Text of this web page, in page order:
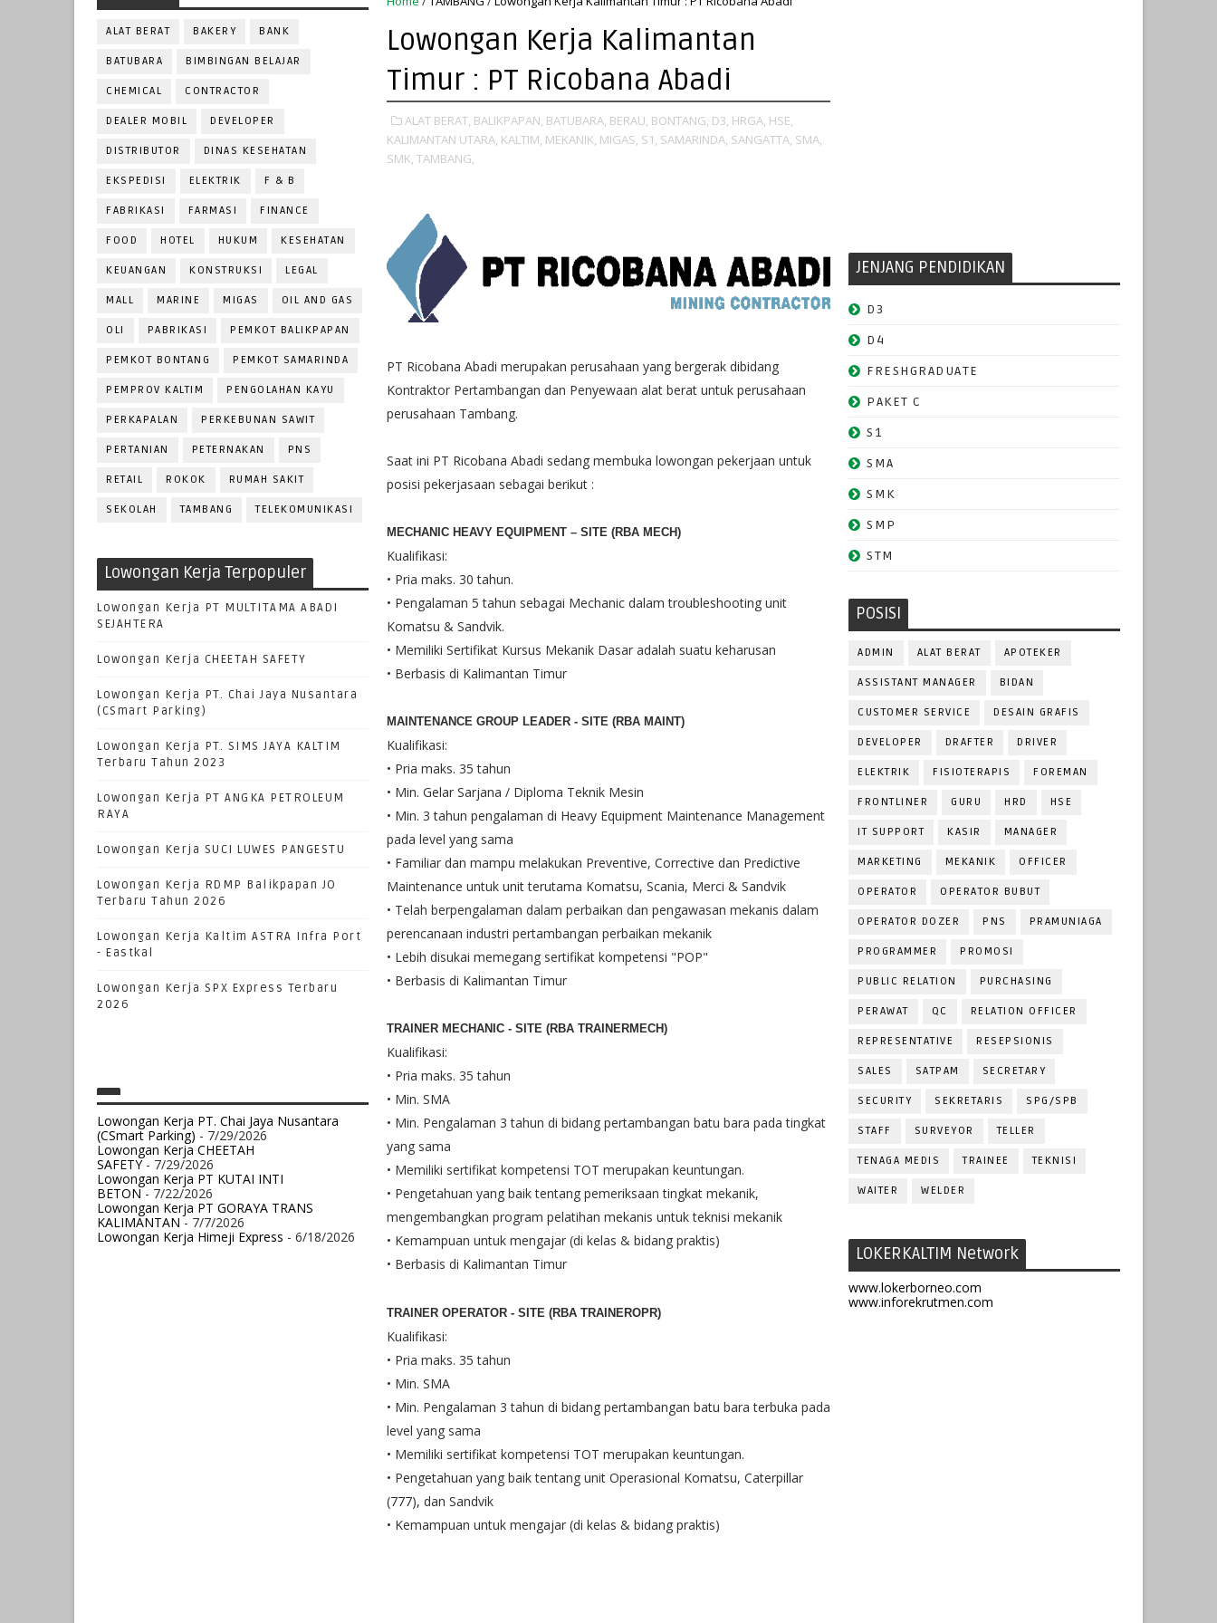
ALAT BERAT BAKERY BANK
BATUBARA BIMBINGAN BELAJAR
CHEMICAL CONTRACTOR
DEALER MOBIL DEVELOPER
DISTRIBUTOR DINAS KESEHATAN
EKSPEDISI ELEKTRIK F & B
FABRIKASI FARMASI FINANCE
FOOD HOTEL HUKUM KESEHATAN
KEUANGAN KONSTRUKSI LEGAL
MALL MARINE MIGAS OIL AND GAS
OLI PABRIKASI PEMKOT BALIKPAPAN
PEMKOT BONTANG PEMKOT SAMARINDA
PEMPROV KALTIM PENGOLAHAN KAYU
PERKAPALAN PERKEBUNAN SAWIT
PERTANIAN PETERNAKAN PNS
RETAIL ROKOK RUMAH SAKIT
SEKOLAH TAMBANG TELEKOMUNIKASI
Lowongan Kerja Terpopuler
Lowongan Kerja PT MULTITAMA ABADI
SEJAHTERA
Lowongan Kerja CHEETAH SAFETY
Lowongan Kerja PT. Chai Jaya Nusantara
(CSmart Parking)
Lowongan Kerja PT. SIMS JAYA KALTIM
Terbaru Tahun 2023
Lowongan Kerja PT ANGKA PETROLEUM
RAYA
Lowongan Kerja SUCI LUWES PANGESTU
Lowongan Kerja RDMP Balikpapan JO
Terbaru Tahun 2026
Lowongan Kerja Kaltim ASTRA Infra Port
- Eastkal
Lowongan Kerja SPX Express Terbaru
2026
Lowongan Kerja PT. Chai Jaya Nusantara
(CSmart Parking) - 7/29/2026
Lowongan Kerja CHEETAH
SAFETY- 7/29/2026
Lowongan Kerja PT KUTAI INTI
BETON- 7/22/2026
Lowongan Kerja PT GORAYA TRANS
KALIMANTAN- 7/7/2026
Lowongan Kerja Himeji Express - 6/18/2026
Lowongan Kerja Kalimantan
Timur : PT Ricobana Abadi
ALAT BERAT, BALIKPAPAN, BATUBARA, BERAU, BONTANG, D3, HRGA, HSE,
KALIMANTAN UTARA, KALTIM, MEKANIK, MIGAS, S1, SAMARINDA, SANGATTA, SMA,
SMK, TAMBANG,
PT Ricobana Abadi merupakan perusahaan yang bergerak dibidang
Kontraktor Pertambangan dan Penyewaan alat berat untuk perusahaan
perusahaan Tambang.
Saat ini PT Ricobana Abadi sedang membuka lowongan pekerjaan untuk
posisi pekerjasaan sebagai berikut :
MECHANIC HEAVY EQUIPMENT – SITE (RBA MECH)
Kualifikasi:
• Pria maks. 30 tahun.
• Pengalaman 5 tahun sebagai Mechanic dalam troubleshooting unit
Komatsu & Sandvik.
• Memiliki Sertifikat Kursus Mekanik Dasar adalah suatu keharusan
• Berbasis di Kalimantan Timur
MAINTENANCE GROUP LEADER - SITE (RBA MAINT)
Kualifikasi:
• Pria maks. 35 tahun
• Min. Gelar Sarjana / Diploma Teknik Mesin
• Min. 3 tahun pengalaman di Heavy Equipment Maintenance Management
pada level yang sama
• Familiar dan mampu melakukan Preventive, Corrective dan Predictive
Maintenance untuk unit terutama Komatsu, Scania, Merci & Sandvik
• Telah berpengalaman dalam perbaikan dan pengawasan mekanis dalam
perencanaan industri pertambangan perbaikan mekanik
• Lebih disukai memegang sertifikat kompetensi "POP"
• Berbasis di Kalimantan Timur
TRAINER MECHANIC - SITE (RBA TRAINERMECH)
Kualifikasi:
• Pria maks. 35 tahun
• Min. SMA
• Min. Pengalaman 3 tahun di bidang pertambangan batu bara pada tingkat
yang sama
• Memiliki sertifikat kompetensi TOT merupakan keuntungan.
• Pengetahuan yang baik tentang pemeriksaan tingkat mekanik,
mengembangkan program pelatihan mekanis untuk teknisi mekanik
• Kemampuan untuk mengajar (di kelas & bidang praktis)
• Berbasis di Kalimantan Timur
TRAINER OPERATOR - SITE (RBA TRAINEROPR)
Kualifikasi:
• Pria maks. 35 tahun
• Min. SMA
• Min. Pengalaman 3 tahun di bidang pertambangan batu bara terbuka pada
level yang sama
• Memiliki sertifikat kompetensi TOT merupakan keuntungan.
• Pengetahuan yang baik tentang unit Operasional Komatsu, Caterpillar
(777), dan Sandvik
• Kemampuan untuk mengajar (di kelas & bidang praktis)
JENJANG PENDIDIKAN
D3
D4
FRESHGRADUATE
PAKET C
S1
SMA
SMK
SMP
STM
POSISI
ADMIN ALAT BERAT APOTEKER
ASSISTANT MANAGER BIDAN
CUSTOMER SERVICE DESAIN GRAFIS
DEVELOPER DRAFTER DRIVER
ELEKTRIK FISIOTERAPIS FOREMAN
FRONTLINER GURU HRD HSE
IT SUPPORT KASIR MANAGER
MARKETING MEKANIK OFFICER
OPERATOR OPERATOR BUBUT
OPERATOR DOZER PNS PRAMUNIAGA
PROGRAMMER PROMOSI
PUBLIC RELATION PURCHASING
PERAWAT QC RELATION OFFICER
REPRESENTATIVE RESEPSIONIS
SALES SATPAM SECRETARY
SECURITY SEKRETARIS SPG/SPB
STAFF SURVEYOR TELLER
TENAGA MEDIS TRAINEE TEKNISI
WAITER WELDER
LOKERKALTIM Network
www.lokerborneo.com
www.inforekrutmen.com